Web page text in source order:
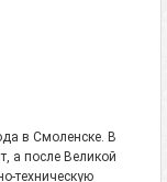
в Смоленске. В
а после Великой
техническую